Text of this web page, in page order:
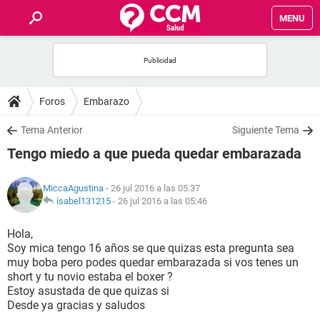
MENU
FOROS
SALUD
FAMILIA
NUTRICIÓN
BIENESTAR
SEXUALIDAD
GLOSARIO
Foros Embarazo
Tema Anterior Siguiente Tema
Tengo miedo a que pueda quedar embarazada
MiccaAgustina - 26 jul 2016 a las 05:37
isabel131215 - 26 jul 2016 a las 05:46
Hola,
Soy mica tengo 16 años se que quizas esta pregunta sea
muy boba pero podes quedar embarazada si vos tenes un
short y tu novio estaba el boxer ?
Estoy asustada de que quizas si
Desde ya gracias y saludos